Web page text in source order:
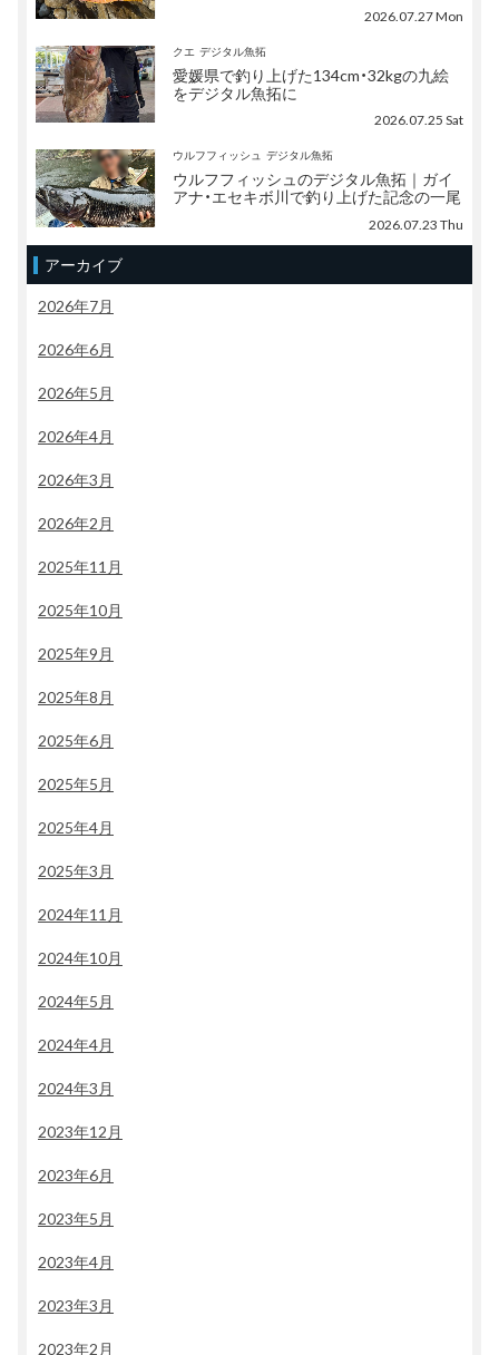
2026.07.27 Mon
クエ デジタル魚拓
愛媛県で釣り上げた134cm・32kgの九絵
をデジタル魚拓に
2026.07.25 Sat
ウルフフィッシュ デジタル魚拓
ウルフフィッシュのデジタル魚拓｜ガイ
アナ・エセキボ川で釣り上げた記念の一尾
2026.07.23 Thu
アーカイブ
2026年7月
2026年6月
2026年5月
2026年4月
2026年3月
2026年2月
2025年11月
2025年10月
2025年9月
2025年8月
2025年6月
2025年5月
2025年4月
2025年3月
2024年11月
2024年10月
2024年5月
2024年4月
2024年3月
2023年12月
2023年6月
2023年5月
2023年4月
2023年3月
2023年2月